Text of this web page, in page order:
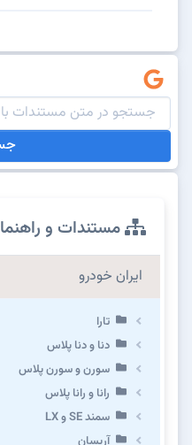
مستندات و
ایران خودرو
تارا
دنا و دنا پلاس
سورن و سورن پلاس
رانا و رانا پلاس
سمند SE و LX